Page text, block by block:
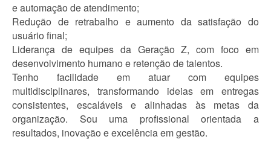
e automação de atendimento;
Redução de retrabalho e aumento da satisfação do
usuário final;
Liderança de equipes da Geração Z, com foco em
desenvolvimento humano e retenção de talentos.
Tenho facilidade em atuar com equipes
multidisciplinares, transformando ideias em entregas
consistentes, escaláveis e alinhadas às metas da
organização. Sou uma profissional orientada a
resultados, inovação e excelência em gestão.